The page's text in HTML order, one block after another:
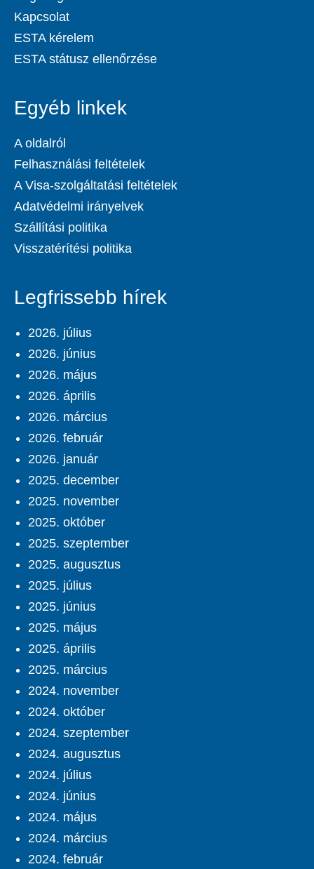
Kapcsolat
ESTA kérelem
ESTA státusz ellenőrzése
Egyéb linkek
A oldalról
Felhasználási feltételek
A Visa-szolgáltatási feltételek
Adatvédelmi irányelvek
Szállítási politika
Visszatérítési politika
Legfrissebb hírek
2026. július
2026. június
2026. május
2026. április
2026. március
2026. február
2026. január
2025. december
2025. november
2025. október
2025. szeptember
2025. augusztus
2025. július
2025. június
2025. május
2025. április
2025. március
2024. november
2024. október
2024. szeptember
2024. augusztus
2024. július
2024. június
2024. május
2024. március
2024. február